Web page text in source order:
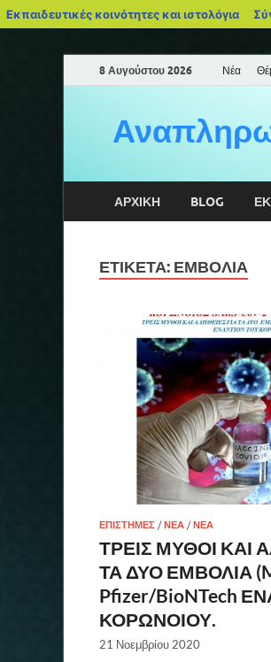
Εκπαιδευτικές κοινότητες και ιστολόγια
8 Αυγούστου 2026 Νέα
ΑΡΧΙΚΉ BLOG
ΕΤΙΚΈΤΑ: ΕΜΒΌΛΙΑ
ΕΠΙΣΤΉΜΕΣ /ΝΈΑ /ΝΈΑ
ΤΡΕΙΣ ΜΥΘΟΙ ΚΑΙ
ΤΑ ΔΥΟ ΕΜΒΟΛΙΑ
Pfizer/BioNTech
ΚΟΡΩΝΟΙΟΥ.
21 Νοεμβρίου 2020